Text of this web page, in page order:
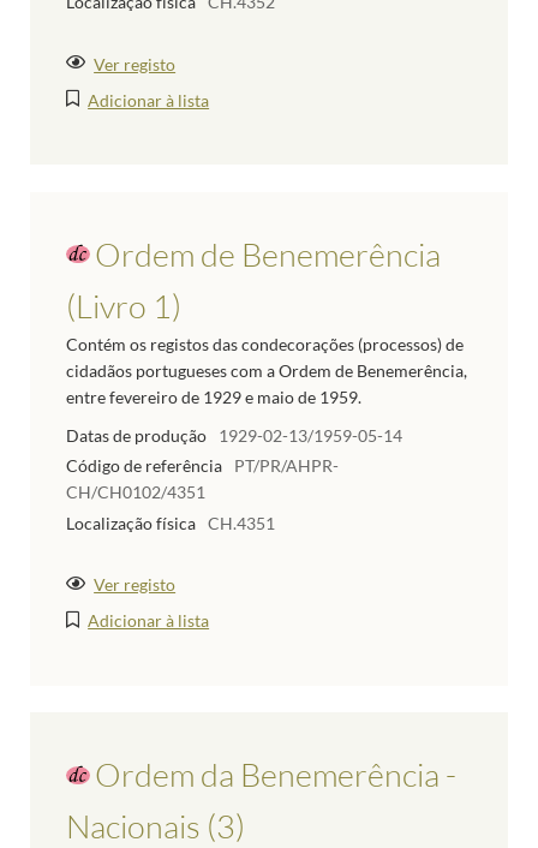
Ver registo
Adicionar à lista
Ordem de Benemerência
(Livro 1)
Contém os registos das condecorações (processos) de
cidadãos portugueses com a Ordem de Benemerência,
entre fevereiro de 1929 e maio de 1959.
Datas de produção
1929-02-13/1959-05-14
Código de referência
PT/PR/AHPR-
CH/CH0102/4351
Localização física CH.4351
Ver registo
Adicionar à lista
Ordem da Benemerência -
Nacionais (3)